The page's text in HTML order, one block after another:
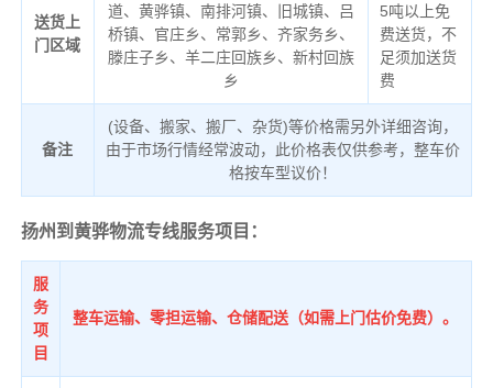
送货上
门区域
道、黄骅镇、南排河镇、旧城镇、吕
桥镇、官庄乡、常郭乡、齐家务乡、
滕庄子乡、羊二庄回族乡、新村回族
乡
5吨以上免
费送货，不
足须加送货
费
备注
(设备、搬家、搬厂、杂货)等价格需另外详细咨询，
由于市场行情经常波动，此价格表仅供参考，整车价
格按车型议价！
扬州到黄骅物流专线服务项目：
服
务
项
目
整车运输、零担运输、仓储配送（如需上门估价免费）。